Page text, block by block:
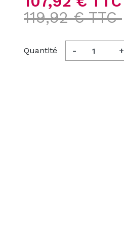
119,92 € TTC
Quantité - +